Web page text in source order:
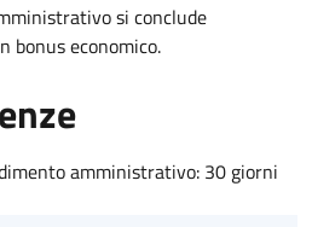
si conclude
bonus economico.
amministrativo: 30 giorni